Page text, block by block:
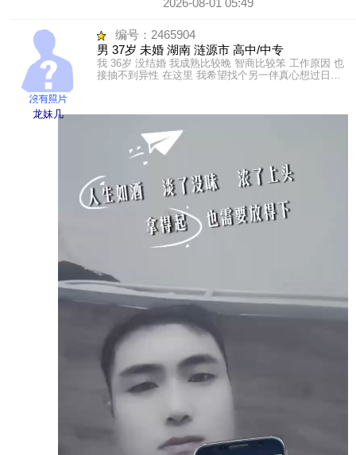
2026-08-01 05:49
龙妹几
编号：2465904
男 37岁 未婚 湖南 涟源市 高中/中专
我 36岁 没结婚 我成熟比较晚 智商比较笨 工作原因 也
接抽不到异性 在这里 我希望找个另一伴真心想过日子